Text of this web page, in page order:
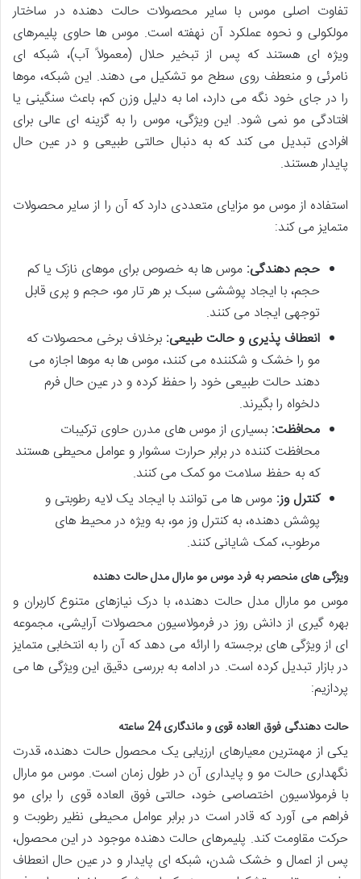
تفاوت اصلی موس با سایر محصولات حالت دهنده در ساختار
مولکولی و نحوه عملکرد آن نهفته است. موس ها حاوی پلیمرهای
ویژه ای هستند که پس از تبخیر حلال (معمولاً آب)، شبکه ای
نامرئی و منعطف روی سطح مو تشکیل می دهند. این شبکه، موها
را در جای خود نگه می دارد، اما به دلیل وزن کم، باعث سنگینی یا
افتادگی مو نمی شود. این ویژگی، موس را به گزینه ای عالی برای
افرادی تبدیل می کند که به دنبال حالتی طبیعی و در عین حال
پایدار هستند.
استفاده از موس مو مزایای متعددی دارد که آن را از سایر محصولات
متمایز می کند:
حجم دهندگی: موس ها به خصوص برای موهای نازک یا کم
حجم، با ایجاد پوششی سبک بر هر تار مو، حجم و پری قابل
توجهی ایجاد می کنند.
انعطاف پذیری و حالت طبیعی: برخلاف برخی محصولات که
مو را خشک و شکننده می کنند، موس ها به موها اجازه می
دهند حالت طبیعی خود را حفظ کرده و در عین حال فرم
دلخواه را بگیرند.
محافظت: بسیاری از موس های مدرن حاوی ترکیبات
محافظت کننده در برابر حرارت سشوار و عوامل محیطی هستند
که به حفظ سلامت مو کمک می کنند.
کنترل وز: موس ها می توانند با ایجاد یک لایه رطوبتی و
پوشش دهنده، به کنترل وز مو، به ویژه در محیط های
مرطوب، کمک شایانی کنند.
ویژگی های منحصر به فرد موس مو مارال مدل حالت دهنده
موس مو مارال مدل حالت دهنده، با درک نیازهای متنوع کاربران و
بهره گیری از دانش روز در فرمولاسیون محصولات آرایشی، مجموعه
ای از ویژگی های برجسته را ارائه می دهد که آن را به انتخابی متمایز
در بازار تبدیل کرده است. در ادامه به بررسی دقیق این ویژگی ها می
پردازیم:
حالت دهندگی فوق العاده قوی و ماندگاری 24 ساعته
یکی از مهمترین معیارهای ارزیابی یک محصول حالت دهنده، قدرت
نگهداری حالت مو و پایداری آن در طول زمان است. موس مو مارال
با فرمولاسیون اختصاصی خود، حالتی فوق العاده قوی را برای مو
فراهم می آورد که قادر است در برابر عوامل محیطی نظیر رطوبت و
حرکت مقاومت کند. پلیمرهای حالت دهنده موجود در این محصول،
پس از اعمال و خشک شدن، شبکه ای پایدار و در عین حال انعطاف